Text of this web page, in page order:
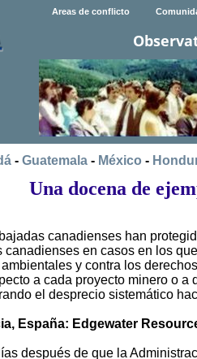
Areas de conflicto
- Guatemala - México -
Una docena de
canadienses han
canadienses en casos en los
y contra los
a cada proyecto minero o
el desprecio sistemático
España: Edgewater
después de que la